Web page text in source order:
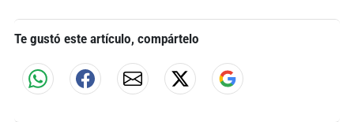
Te gustó este artículo, compártelo